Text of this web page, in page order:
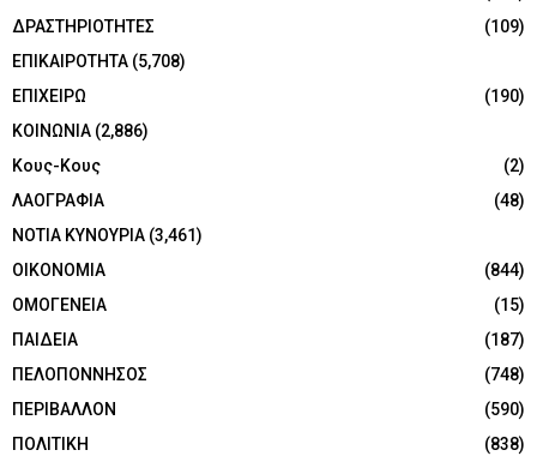
ΔΡΑΣΤΗΡΙΟΤΗΤΕΣ
(109)
ΕΠΙΚΑΙΡΟΤΗΤΑ (5,708)
ΕΠΙΧΕΙΡΩ
(190)
ΚΟΙΝΩΝΙΑ (2,886)
Κους-Κους
(2)
ΛΑΟΓΡΑΦΙΑ
(48)
ΝΟΤΙΑ ΚΥΝΟΥΡΙΑ (3,461)
ΟΙΚΟΝΟΜΙΑ
(844)
ΟΜΟΓΕΝΕΙΑ
(15)
ΠΑΙΔΕΙΑ
(187)
ΠΕΛΟΠΟΝΝΗΣΟΣ
(748)
ΠΕΡΙΒΑΛΛΟΝ
(590)
ΠΟΛΙΤΙΚΗ
(838)